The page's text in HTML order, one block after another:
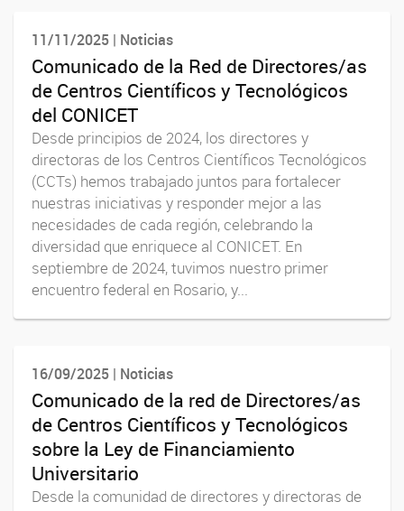
11/11/2025 | Noticias
Comunicado de la Red de Directores/as
de Centros Científicos y Tecnológicos
del CONICET
Desde principios de 2024, los directores y
directoras de los Centros Científicos Tecnológicos
(CCTs) hemos trabajado juntos para fortalecer
nuestras iniciativas y responder mejor a las
necesidades de cada región, celebrando la
diversidad que enriquece al CONICET. En
septiembre de 2024, tuvimos nuestro primer
encuentro federal en Rosario, y...
16/09/2025 | Noticias
Comunicado de la red de Directores/as
de Centros Científicos y Tecnológicos
sobre la Ley de Financiamiento
Universitario
Desde la comunidad de directores y directoras de